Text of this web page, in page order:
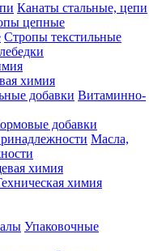
Канаты стальные, цепи
цепные
Стропы текстильные
химия
Витаминно-
добавки
Масла,
химия
химия
Упаковочные